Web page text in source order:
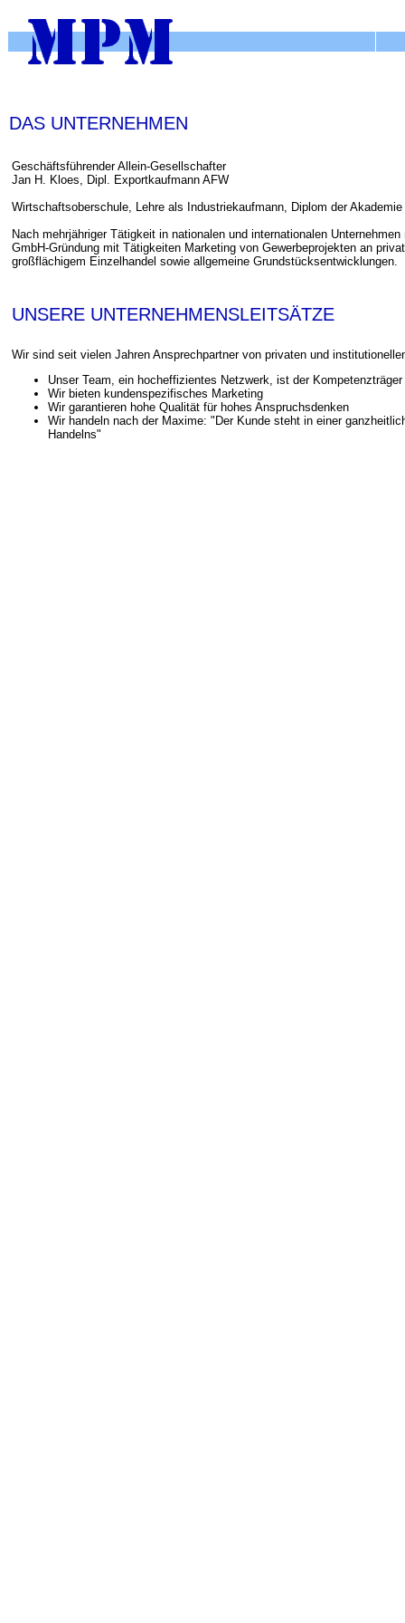
DAS UNTERNEHMEN
Geschäftsführender Allein-Gesellschafter
Jan H. Kloes, Dipl. Exportkaufmann AFW
Wirtschaftsoberschule, Lehre als Industriekaufmann, Diplom der
Nach mehrjähriger Tätigkeit in nationalen und internationalen
GmbH-Gründung mit Tätigkeiten Marketing von Gewerbeprojekten an
großflächigem Einzelhandel sowie allgemeine Grundstücksentwicklungen.
UNSERE UNTERNEHMENSLEITSÄTZE
Wir sind seit vielen Jahren Ansprechpartner von privaten und
Unser Team, ein hocheffizientes Netzwerk, ist der Kompetenzträger
Wir bieten kundenspezifisches Marketing
Wir garantieren hohe Qualität für hohes Anspruchsdenken
Wir handeln nach der Maxime: "Der Kunde steht in einer
Handelns"